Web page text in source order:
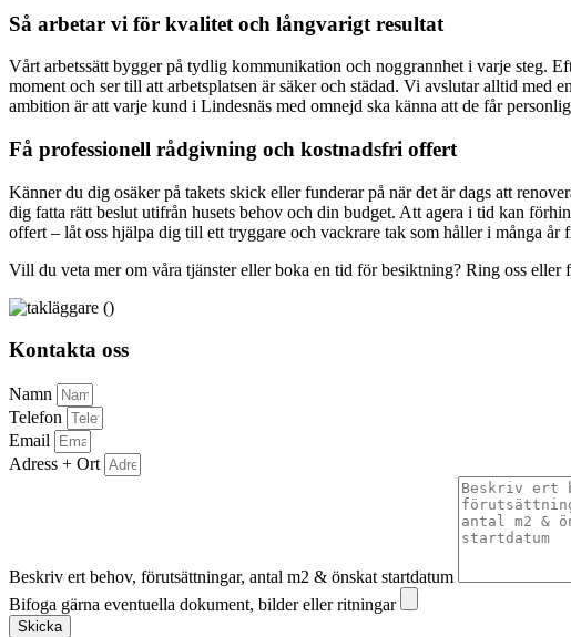
Så arbetar vi för kvalitet och långvarigt resultat
Vårt arbetssätt bygger på tydlig kommunikation och noggrannhet i varje steg.
moment och ser till att arbetsplatsen är säker och städad. Vi avslutar alltid
ambition är att varje kund i Lindesnäs med omnejd ska känna att de får
Få professionell rådgivning och kostnadsfri offert
Känner du dig osäker på takets skick eller funderar på när det är dags att
dig fatta rätt beslut utifrån husets behov och din budget. Att agera i tid kan
offert – låt oss hjälpa dig till ett tryggare och vackrare tak som håller i många år
Vill du veta mer om våra tjänster eller boka en tid för besiktning? Ring oss
Kontakta oss
Namn
Telefon
Email
Adress + Ort
Beskriv ert behov, förutsättningar, antal m2 & önskat startdatum
Bifoga gärna eventuella dokument, bilder eller ritningar
Skicka